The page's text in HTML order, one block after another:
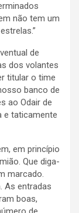
não tem um
de
dos volantes
titular o time
banco de
ao Odair de
e taticamente
em princípio
Que diga-
marcado.
As entradas
boas,